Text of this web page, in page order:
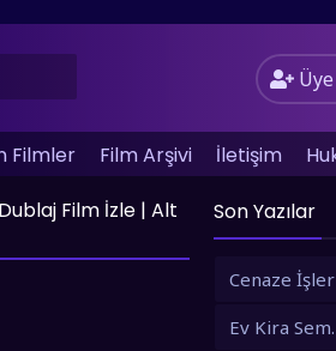
Filmler Film Arşivi İletişim
Film İzle | Alt
Son Yazılar
Cenaze
Ev